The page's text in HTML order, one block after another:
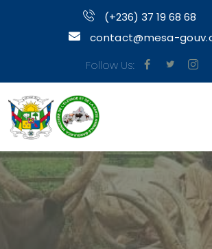
(+236) 37 19 68 68
contact@mesa-
Follow Us: